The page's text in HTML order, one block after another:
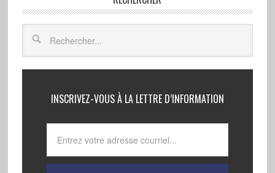
INSCRIVEZ-VOUS À LA LETTRE D’INFORMATION